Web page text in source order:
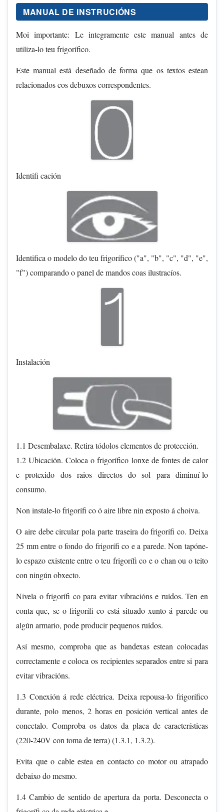
MANUAL DE INSTRUCIÓNS
Moi importante: Le integramente este manual antes de
utiliza-lo teu frigorífico.
Este manual está deseñado de forma que os textos estean
relacionados cos debuxos correspondentes.
Identifi cación
Identifica o modelo do teu frigorífico ("a", "b", "c", "d", "e",
"f") comparando o panel de mandos coas ilustracíos.
Instalación
1.1 Desembalaxe. Retira tódolos elementos de protección.
1.2 Ubicación. Coloca o frigorífico lonxe de fontes de calor
e protexido dos raios directos do sol para diminuí-lo
consumo.
Non instale-lo frigorífi co ó aire libre nin exposto á choiva.
O aire debe circular pola parte traseira do frigorífi co. Deixa
25 mm entre o fondo do frigorífi co e a parede. Non tapóne-
lo espazo existente entre o teu frigorífi co e o chan ou o teito
con ningún obxecto.
Nivela o frigorífi co para evitar vibracións e ruídos. Ten en
conta que, se o frigorífi co está situado xunto á parede ou
algún armario, pode producir pequenos ruídos.
Así mesmo, comproba que as bandexas estean colocadas
correctamente e coloca os recipientes separados entre si para
evitar vibracións.
1.3 Conexión á rede eléctrica. Deixa repousa-lo frigorífico
durante, polo menos, 2 horas en posición vertical antes de
conectalo. Comproba os datos da placa de características
(220-240V con toma de terra) (1.3.1, 1.3.2).
Evita que o cable estea en contacto co motor ou atrapado
debaixo do mesmo.
1.4 Cambio de sentido de apertura da porta. Desconecta o